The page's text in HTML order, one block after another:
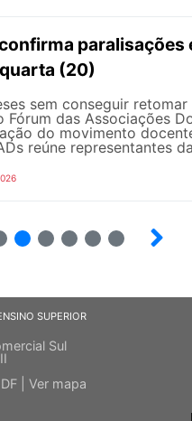
paralisações
(20)
sem conseguir
Fórum das Associações
do movimento
reúne representantes
SUPERIOR
Sul
| Ver mapa